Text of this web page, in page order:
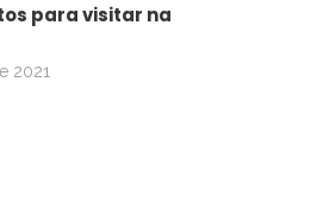
para visitar na
2021